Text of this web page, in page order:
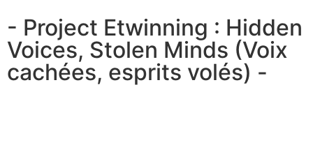
- Project Etwinning : Hidden
Voices, Stolen Minds (Voix
cachées, esprits volés) -